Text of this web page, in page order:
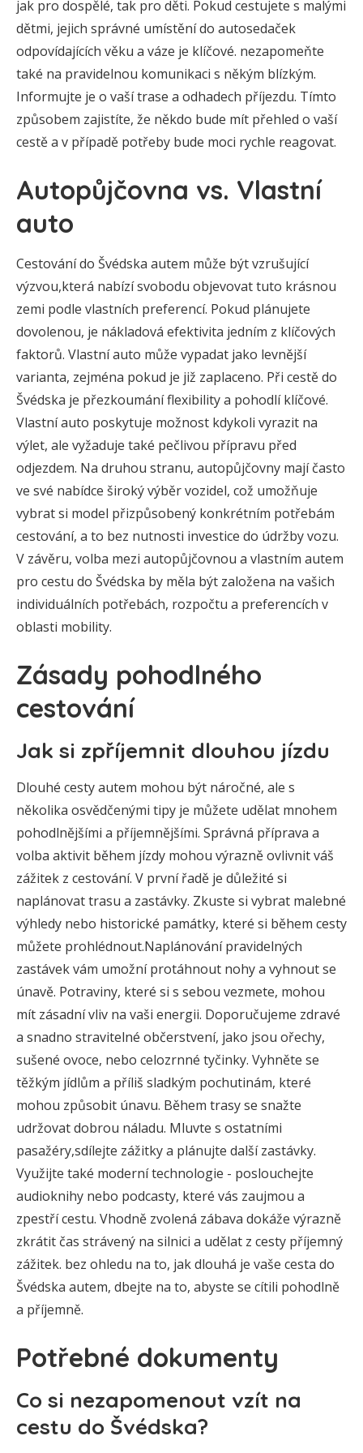
jak pro dospělé, tak pro děti. Pokud cestujete s malými
dětmi, jejich správné umístění do autosedaček
odpovídajících věku a váze je klíčové. nezapomeňte
také na pravidelnou komunikaci s někým blízkým.
Informujte je o vaší trase a odhadech příjezdu. Tímto
způsobem zajistíte, že někdo bude mít přehled o vaší
cestě a v případě potřeby bude moci rychle reagovat.
Autopůjčovna vs. Vlastní
auto
Cestování do Švédska autem může být vzrušující
výzvou,která nabízí svobodu objevovat tuto krásnou
zemi podle vlastních preferencí. Pokud plánujete
dovolenou, je nákladová efektivita jedním z klíčových
faktorů. Vlastní auto může vypadat jako levnější
varianta, zejména pokud je již zaplaceno. Při cestě do
Švédska je přezkoumání flexibility a pohodlí klíčové.
Vlastní auto poskytuje možnost kdykoli vyrazit na
výlet, ale vyžaduje také pečlivou přípravu před
odjezdem. Na druhou stranu, autopůjčovny mají často
ve své nabídce široký výběr vozidel, což umožňuje
vybrat si model přizpůsobený konkrétním potřebám
cestování, a to bez nutnosti investice do údržby vozu.
V závěru, volba mezi autopůjčovnou a vlastním autem
pro cestu do Švédska by měla být založena na vašich
individuálních potřebách, rozpočtu a preferencích v
oblasti mobility.
Zásady pohodlného
cestování
Jak si zpříjemnit dlouhou jízdu
Dlouhé cesty autem mohou být náročné, ale s
několika osvědčenými tipy je můžete udělat mnohem
pohodlnějšími a příjemnějšími. Správná příprava a
volba aktivit během jízdy mohou výrazně ovlivnit váš
zážitek z cestování. V první řadě je důležité si
naplánovat trasu a zastávky. Zkuste si vybrat malebné
výhledy nebo historické památky, které si během cesty
můžete prohlédnout.Naplánování pravidelných
zastávek vám umožní protáhnout nohy a vyhnout se
únavě. Potraviny, které si s sebou vezmete, mohou
mít zásadní vliv na vaši energii. Doporučujeme zdravé
a snadno stravitelné občerstvení, jako jsou ořechy,
sušené ovoce, nebo celozrnné tyčinky. Vyhněte se
těžkým jídlům a příliš sladkým pochutinám, které
mohou způsobit únavu. Během trasy se snažte
udržovat dobrou náladu. Mluvte s ostatními
pasažéry,sdílejte zážitky a plánujte další zastávky.
Využijte také moderní technologie - poslouchejte
audioknihy nebo podcasty, které vás zaujmou a
zpestří cestu. Vhodně zvolená zábava dokáže výrazně
zkrátit čas strávený na silnici a udělat z cesty příjemný
zážitek. bez ohledu na to, jak dlouhá je vaše cesta do
Švédska autem, dbejte na to, abyste se cítili pohodlně
a příjemně.
Potřebné dokumenty
Co si nezapomenout vzít na
cestu do Švédska?